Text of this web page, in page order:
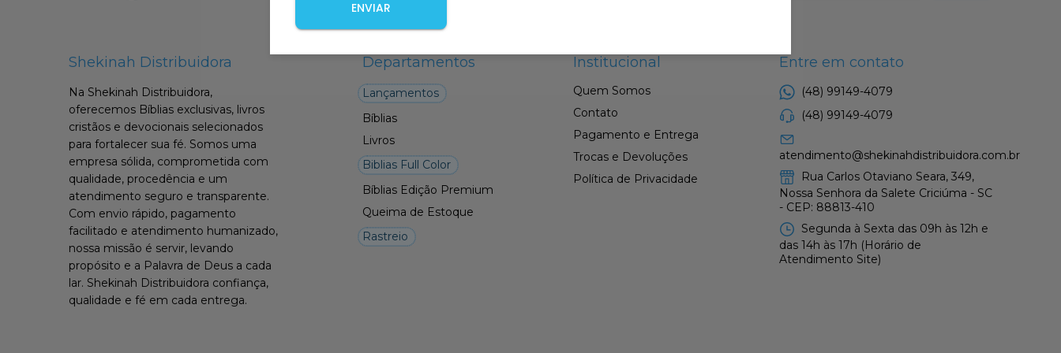
Shekinah Distribuidora
Na Shekinah Distribuidora,
oferecemos Bíblias exclusivas, livros
cristãos e devocionais selecionados
para fortalecer sua fé. Somos uma
empresa sólida, comprometida com
qualidade, procedência e um
atendimento seguro e transparente.
Com envio rápido, pagamento
facilitado e atendimento humanizado,
nossa missão é servir, levando
propósito e a Palavra de Deus a cada
lar. Shekinah Distribuidora confiança,
qualidade e fé em cada entrega.
Departamentos
Lançamentos
Bíblias
Livros
Biblias Full Color
Bíblias Edição Premium
Queima de Estoque
Rastreio
Institucional
Quem Somos
Contato
Pagamento e Entrega
Trocas e Devoluções
Política de Privacidade
Entre em contato
(48) 99149-4079
(48) 99149-4079
atendimento@shekinahdistribuidora.com.br
Rua Carlos Otaviano Seara, 349,
Nossa Senhora da Salete Criciúma - SC
- CEP: 88813-410
Segunda à Sexta das 09h às 12h e
das 14h às 17h (Horário de
Atendimento Site)
ENVIAR